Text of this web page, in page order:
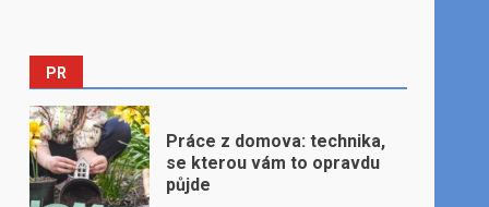
PR
Práce z domova: technika,
se kterou vám to opravdu
půjde